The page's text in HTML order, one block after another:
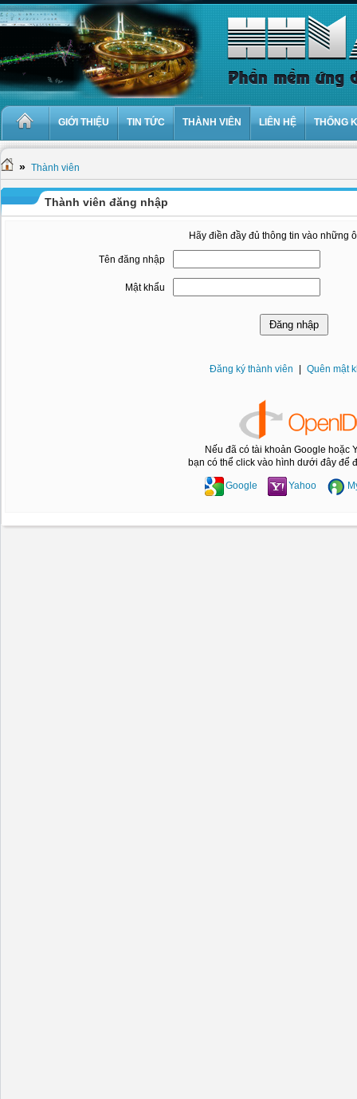
GIỚI THIỆU TIN TỨC THÀNH VIÊN LIÊN HỆ THỐNG
» Thành viên
Thành viên đăng nhập
Hãy điền đầy đủ thông tin vào những
Tên đăng nhập
Mật khẩu
Đăng ký thành viên Quên mật
Nếu đã có tài khoản Google hoặc
bạn có thể click vào hình dưới đây để
Google Yahoo